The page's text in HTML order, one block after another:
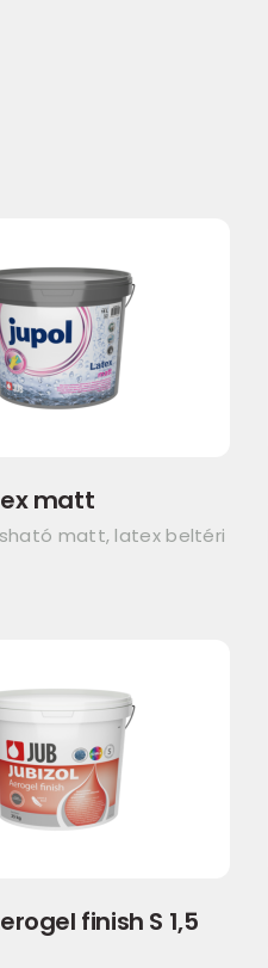
matt
matt, latex beltéri
finish S 1,5